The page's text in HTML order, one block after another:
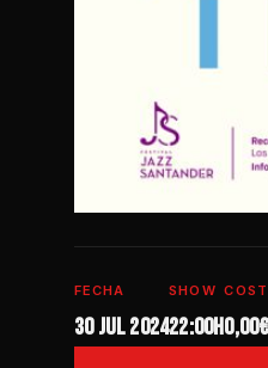
FECHA
30 jul 2024
SHOW
22:00h